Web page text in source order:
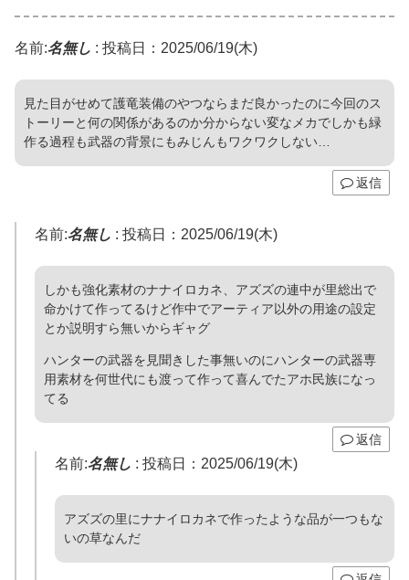
名前:名無し : 投稿日：2025/06/19(木)
見た目がせめて護竜装備のやつならまだ良かったのに今回のス
トーリーと何の関係があるのか分からない変なメカでしかも緑
作る過程も武器の背景にもみじんもワクワクしない…
返信
名前:名無し : 投稿日：2025/06/19(木)
しかも強化素材のナナイロカネ、アズズの連中が里総出で
命かけて作ってるけど作中でアーティア以外の用途の設定
とか説明すら無いからギャグ
ハンターの武器を見聞きした事無いのにハンターの武器専
用素材を何世代にも渡って作って喜んでたアホ民族になっ
てる
返信
名前:名無し : 投稿日：2025/06/19(木)
アズズの里にナナイロカネで作ったような品が一つもな
いの草なんだ